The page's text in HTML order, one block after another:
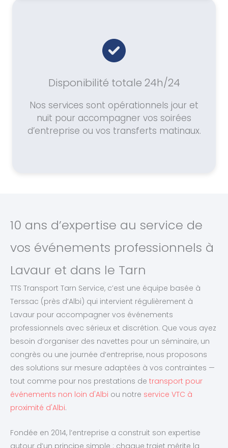
Disponibilité totale 24h/24
Nos services sont opérationnels jour et
nuit pour accompagner vos soirées
d’entreprise ou vos transferts matinaux.
10 ans d’expertise au service de
vos événements professionnels à
Lavaur et dans le Tarn
TTS Transport Tarn Service, c’est une équipe basée à
Terssac (près d’Albi) qui intervient régulièrement à
Lavaur pour accompagner vos événements
professionnels avec sérieux et discrétion. Que vous ayez
besoin d’organiser des navettes pour un séminaire, un
congrès ou une journée d’entreprise, nous proposons
des solutions sur mesure adaptées à vos contraintes —
tout comme pour nos prestations de transport pour
événements non loin d'Albi ou notre service VTC à
proximité d'Albi.
Fondée en 2014, l’entreprise a construit son expertise
autour d’un principe simple : chaque trajet mérite la